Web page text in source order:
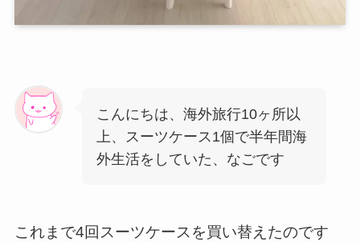
こんにちは、海外旅行10ヶ所以
上、スーツケース1個で半年間海
外生活をしていた、なごです
これまで4回スーツケースを買い替えたのです